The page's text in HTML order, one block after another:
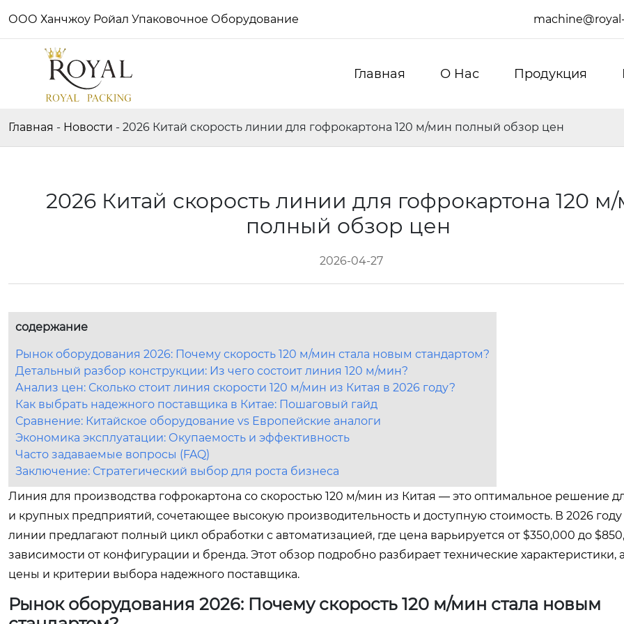
ООО Ханчжоу Ройал Упаковочное Оборудование
Главная О Hас Продукция
Главная - Новости - 2026 Китай скорость линии для гофрокартона 120 м/мин полный обзор цен
2026 Китай скорость линии для гофрокартона 120
полный обзор цен
2026-04-27
содержание
Рынок оборудования 2026: Почему скорость 120 м/мин стала новым стандартом?
Детальный разбор конструкции: Из чего состоит линия 120 м/мин?
Анализ цен: Сколько стоит линия скорости 120 м/мин из Китая в 2026 году?
Как выбрать надежного поставщика в Китае: Пошаговый гайд
Сравнение: Китайское оборудование vs Европейские аналоги
Экономика эксплуатации: Окупаемость и эффективность
Часто задаваемые вопросы (FAQ)
Заключение: Стратегический выбор для роста бизнеса
Линия для производства гофрокартона со скоростью 120 м/мин из Китая — это оптимальное решение
и крупных предприятий, сочетающее высокую производительность и доступную стоимость. В 2026 году
линии предлагают полный цикл обработки с автоматизацией, где цена варьируется от $350,000 до
зависимости от конфигурации и бренда. Этот обзор подробно разбирает технические характеристики,
цены и критерии выбора надежного поставщика.
Рынок оборудования 2026: Почему скорость 120 м/мин стала новым